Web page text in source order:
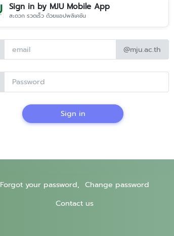
Sign in by MJU Mobile App
สะดวก รวดเร็ว ด้วยแอปพลิเคชัน
@mju.ac.th
Sign in
Forgot your password, Change password
Contact us